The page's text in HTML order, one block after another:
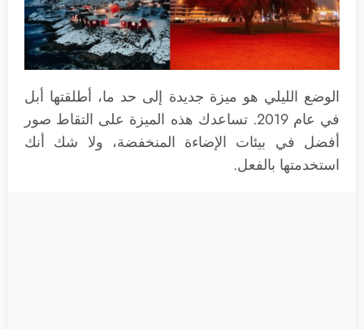
الوضع الليلي هو ميزة جديدة إلى حد ما، أطلقتها أبل
في عام 2019. تساعدك هذه الميزة على التقاط صور
أفضل في بيئات الإضاءة المنخفضة، ولا شك أنك
استخدمتها بالفعل.